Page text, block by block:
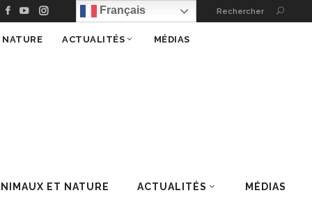
Français Rechercher
ET NATURE ACTUALITÉS MÉDIAS
ACTUALITÉS MÉDIAS